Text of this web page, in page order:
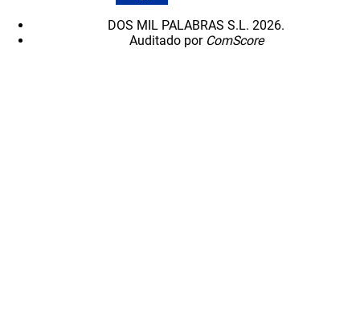
DOS MIL PALABRAS S.L. 2026.
Auditado por ComScore